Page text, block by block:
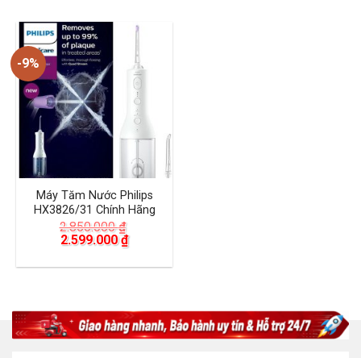
-9%
Máy Tăm Nước Philips
HX3826/31 Chính Hãng
2.850.000₫
Giá
là:
2.599.000₫Giá
hiện
tại